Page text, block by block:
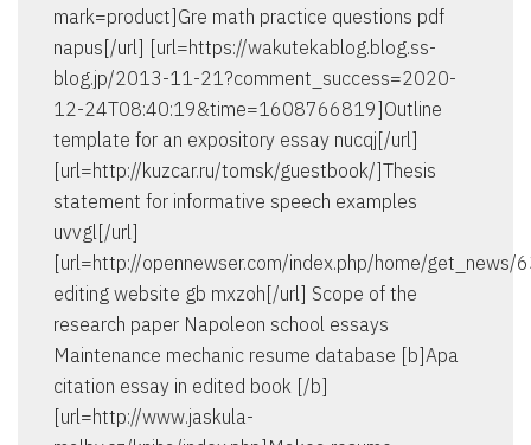
mark=product]Gre math practice questions pdf
napus[/url] [url=https://wakutekablog.blog.ss-
blog.jp/2013-11-21?comment_success=2020-
12-24T08:40:19&time=1608766819]Outline
template for an expository essay nucqj[/url]
[url=http://kuzcar.ru/tomsk/guestbook/]Thesis
statement for informative speech examples
uvvgl[/url]
[url=http://opennewser.com/index.php/home/
editing website gb mxzoh[/url] Scope of the
research paper Napoleon school essays
Maintenance mechanic resume database [b]Apa
citation essay in edited book [/b]
[url=http://www.jaskula-